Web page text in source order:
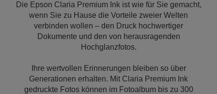
Die Epson Claria Premium Ink ist wie für Sie gemacht,
wenn Sie zu Hause die Vorteile zweier Welten
verbinden wollen – den Druck hochwertiger
Dokumente und den von herausragenden
Hochglanzfotos.
Ihre wertvollen Erinnerungen bleiben so über
Generationen erhalten. Mit Claria Premium Ink
gedruckte Fotos können im Fotoalbum bis zu 300